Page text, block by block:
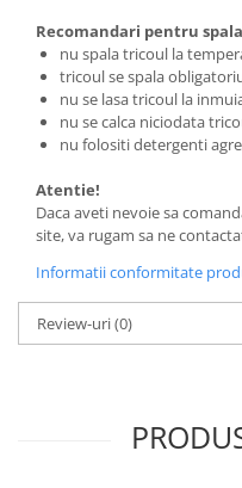
Recomandari pentru
nu spala tricoul la
tricoul se spala
nu se lasa tricoul la
nu se calca niciodata
nu folositi detergenti
Atentie!
Daca aveti nevoie sa
site, va rugam sa ne
Informatii conformitate
Review-uri(0)